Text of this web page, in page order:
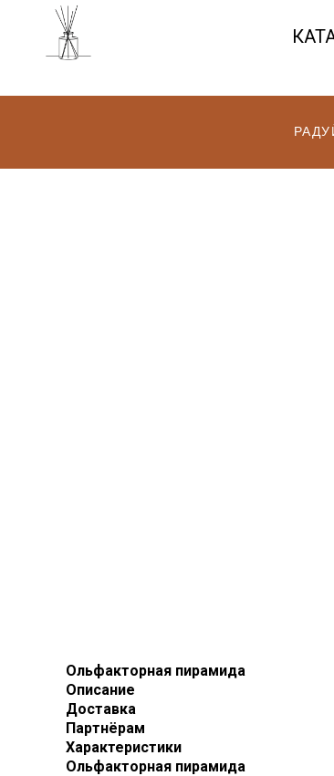
Ольфакторная пирамида
Описание
Доставка
Партнёрам
Характеристики
Ольфакторная пирамида